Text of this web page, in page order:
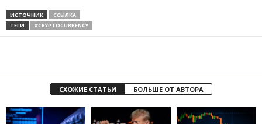
ИСТОЧНИК
ССЫЛКА
ТЕГИ
#CRYPTOCURRENCY
СХОЖИЕ СТАТЬИ БОЛЬШЕ ОТ АВТОРА